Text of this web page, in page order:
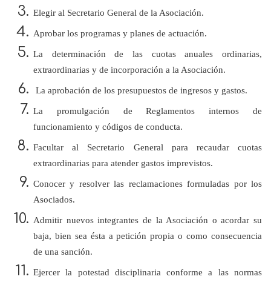
Elegir al Secretario General de la Asociación.
Aprobar los programas y planes de actuación.
La determinación de las cuotas anuales ordinarias,
extraordinarias y de incorporación a la Asociación.
La aprobación de los presupuestos de ingresos y gastos.
La promulgación de Reglamentos internos de
funcionamiento y códigos de conducta.
Facultar al Secretario General para recaudar cuotas
extraordinarias para atender gastos imprevistos.
Conocer y resolver las reclamaciones formuladas por los
Asociados.
Admitir nuevos integrantes de la Asociación o acordar su
baja, bien sea ésta a petición propia o como consecuencia
de una sanción.
Ejercer la potestad disciplinaria conforme a las normas